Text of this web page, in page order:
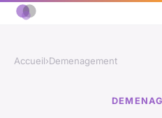
Accueil›Demenagement